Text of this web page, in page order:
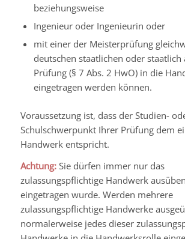
beziehungsweise
Ingenieur oder Ingenieurin oder
mit einer der Meisterprüfung
deutschen staatlichen oder staatlich
Prüfung (§ 7 Abs. 2 HwO) in die
eingetragen werden können.
Voraussetzung ist, dass der Studien-
Schulschwerpunkt Ihrer Prüfung dem
Handwerk entspricht.
Achtung:Sie dürfen immer nur das
zulassungspflichtige Handwerk
eingetragen wurde. Werden mehrere
zulassungspflichtige Handwerke
normalerweise jedes dieser